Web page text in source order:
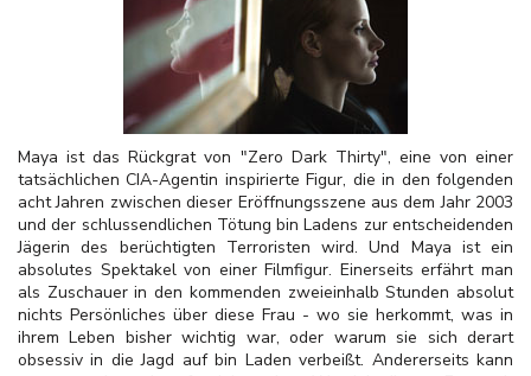
Maya ist das Rückgrat von "Zero Dark Thirty", eine von einer
tatsächlichen CIA-Agentin inspirierte Figur, die in den folgenden
acht Jahren zwischen dieser Eröffnungsszene aus dem Jahr 2003
und der schlussendlichen Tötung bin Ladens zur entscheidenden
Jägerin des berüchtigten Terroristen wird. Und Maya ist ein
absolutes Spektakel von einer Filmfigur. Einerseits erfährt man
als Zuschauer in den kommenden zweieinhalb Stunden absolut
nichts Persönliches über diese Frau - wo sie herkommt, was in
ihrem Leben bisher wichtig war, oder warum sie sich derart
obsessiv in die Jagd auf bin Laden verbeißt. Andererseits kann